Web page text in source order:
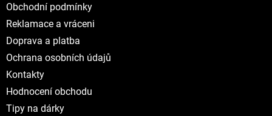
Obchodní podmínky
Reklamace a vráceni
Doprava a platba
Ochrana osobních údajů
Kontakty
Hodnocení obchodu
Tipy na dárky